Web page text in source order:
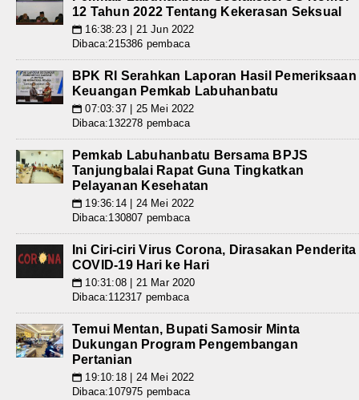
12 Tahun 2022 Tentang Kekerasan Seksual
📅 16:38:23 | 21 Jun 2022
Dibaca:215386 pembaca
BPK RI Serahkan Laporan Hasil Pemeriksaan
Keuangan Pemkab Labuhanbatu
📅 07:03:37 | 25 Mei 2022
Dibaca:132278 pembaca
Pemkab Labuhanbatu Bersama BPJS
Tanjungbalai Rapat Guna Tingkatkan
Pelayanan Kesehatan
📅 19:36:14 | 24 Mei 2022
Dibaca:130807 pembaca
Ini Ciri-ciri Virus Corona, Dirasakan Penderita
COVID-19 Hari ke Hari
📅 10:31:08 | 21 Mar 2020
Dibaca:112317 pembaca
Temui Mentan, Bupati Samosir Minta
Dukungan Program Pengembangan
Pertanian
📅 19:10:18 | 24 Mei 2022
Dibaca:107975 pembaca